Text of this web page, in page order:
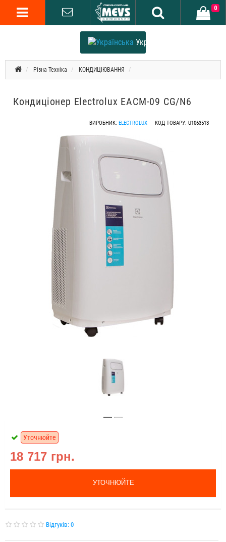
Українська
0
Різна Техніка КОНДИЦІЮВАННЯ
Кондиціонер Electrolux EACM-09 CG/N6
ВИРОБНИК: ELECTROLUX КОД ТОВАРУ: U1063513
18 717 грн.
Уточнюйте
УТОЧНЮЙТЕ
Відгуків: 0